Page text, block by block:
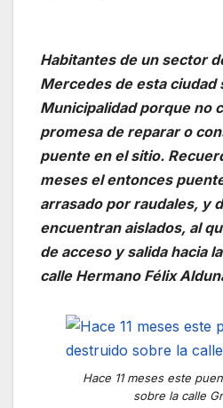
Habitantes de un sector
Mercedes de esta ciudad
Municipalidad porque no
promesa de reparar o
puente en el sitio.
meses el entonces
arrasado por raudales, y
encuentran aislados, al
de acceso y salida hacia
calle Hermano Félix
Hace 11 meses este
sobre la calle